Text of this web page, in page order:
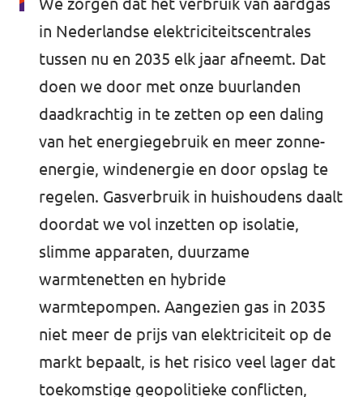
in Nederlandse elektriciteitscentrales
tussen nu en 2035 elk jaar afneemt. Dat
doen we door met onze buurlanden
daadkrachtig in te zetten op een daling
van het energiegebruik en meer zonne-
energie, windenergie en door opslag te
regelen. Gasverbruik in huishoudens daalt
doordat we vol inzetten op isolatie,
slimme apparaten, duurzame
warmtenetten en hybride
warmtepompen. Aangezien gas in 2035
niet meer de prijs van elektriciteit op de
markt bepaalt, is het risico veel lager dat
toekomstige geopolitieke conflicten,